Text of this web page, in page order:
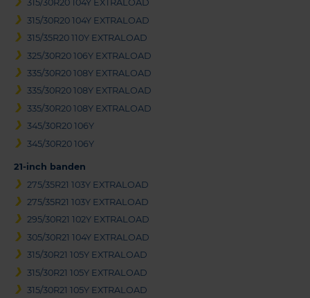
315/30R20 104Y EXTRALOAD
315/30R20 104Y EXTRALOAD
315/35R20 110Y EXTRALOAD
325/30R20 106Y EXTRALOAD
335/30R20 108Y EXTRALOAD
335/30R20 108Y EXTRALOAD
335/30R20 108Y EXTRALOAD
345/30R20 106Y
345/30R20 106Y
21-inch banden
275/35R21 103Y EXTRALOAD
275/35R21 103Y EXTRALOAD
295/30R21 102Y EXTRALOAD
305/30R21 104Y EXTRALOAD
315/30R21 105Y EXTRALOAD
315/30R21 105Y EXTRALOAD
315/30R21 105Y EXTRALOAD